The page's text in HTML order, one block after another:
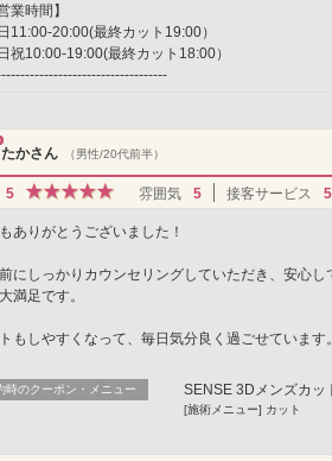
業時間】
11:00-20:00(最終カット19:00）
祝10:00-19:00(最終カット18:00）
たかさん （男性/20代前半）
5 雰囲気 5 接客サービス 5
ありがとうございました！
にしっかりカウンセリングしていただき、安心
満足です。
もしやすくなって、毎日気分良く過ごせていま
時のクーポン・メニュー SENSE 3Dメンズカ
[施術メニュー] カット